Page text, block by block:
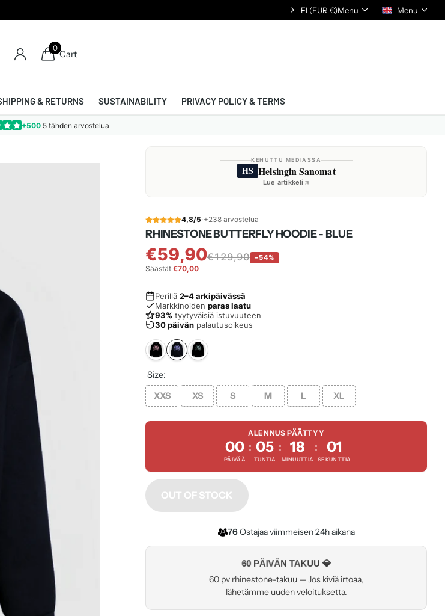
24/7 ASIAKASPALVELU
FI (EUR €)Menu Menu
0
Cart
& RETURNS SUSTAINABILITY PRIVACY POLICY & TERMS
+500 5 tähden arvostelua
KEHUTTU MEDIASSA
HS Helsingin Sanomat
Lue artikkeli
4,8/5·+238 arvostelua
RHINESTONE BUTTERFLY HOODIE - BLUE
€59,90€129,90 −54%
Säästät€70,00
Perillä2–4 arkipäivässä
Markkinoidenparas laatu
93% tyytyväisiä istuvuuteen
30 päivän palautusoikeus
Size:
XXS
XS S M L XL
ALENNUS PÄÄTTYY
00
PÄIVÄÄ
: 05
TUNTIA
: 18
MINUUTTIA
: 01
SEKUNTTIA
OUT OF STOCK
76Ostajaa viimmeisen 24h aikana
60 PÄIVÄN TAKUU 💎
60 pv rhinestone-takuu — Jos kiviä irtoaa,
lähetämme uuden veloituksetta.